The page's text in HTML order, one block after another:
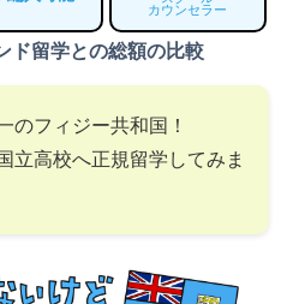
カウンセラー
ド留学との総額の比較
のフィジー共和国！
立高校へ正規留学してみま